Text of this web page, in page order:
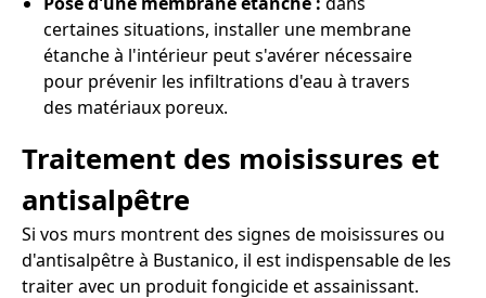
certaines situations, installer une membrane
étanche à l'intérieur peut s'avérer nécessaire
pour prévenir les infiltrations d'eau à travers
des matériaux poreux.
Traitement des moisissures et
antisalpêtre
Si vos murs montrent des signes de moisissures ou
d'antisalpêtre à Bustanico, il est indispensable de les
traiter avec un produit fongicide et assainissant.